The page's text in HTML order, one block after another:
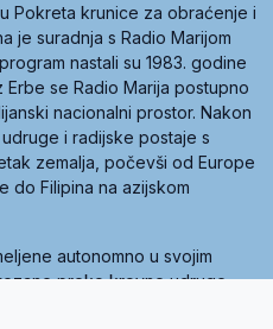
Pokreta krunice za obraćenje i
je suradnja s Radio Marijom
nastali su 1983. godine
Erbe se Radio Marija postupno
nacionalni prostor. Nakon
i radijske postaje s
zemalja, počevši od Europe
do Filipina na azijskom
autonomno u svojim
preko krovne udruge